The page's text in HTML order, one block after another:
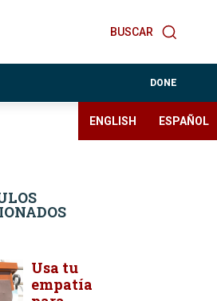
BUSCAR
DONE
ENGLISH ESPAÑOL
Usa tu
empatía